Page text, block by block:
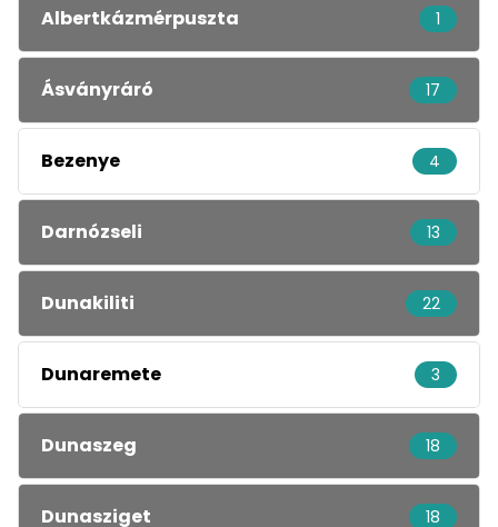
Albertkázmérpuszta 1
Ásványráró 17
Bezenye 4
Darnózseli 13
Dunakiliti 22
Dunaremete 3
Dunaszeg 18
Dunasziget 18